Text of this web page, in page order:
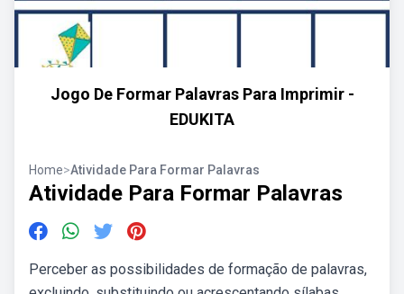
Jogo De Formar Palavras Para Imprimir -
EDUKITA
Home>Atividade Para Formar Palavras
Atividade Para Formar Palavras
Perceber as possibilidades de formação de palavras,